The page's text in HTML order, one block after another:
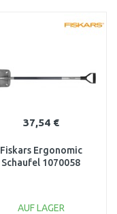
37,54 €
Fiskars Ergonomic
Schaufel 1070058
AUF LAGER